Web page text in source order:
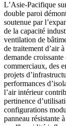
L’Asie-Pacifique
double paroi
soutenue par
de la capacité
ventilation de
de traitement d’air
demande
commerciaux, des
projets
performances
l’air intérieur
pertinence
configurations
panneau résistante